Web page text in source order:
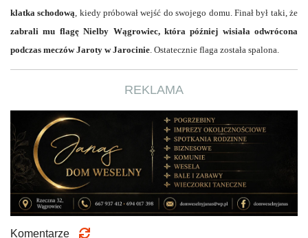
klatka schodową , kiedy próbował wejść do swojego domu. Finał był taki, że
zabrali mu flagę Nielby Wągrowiec, która później wisiała odwrócona
podczas meczów Jaroty w Jarocinie . Ostatecznie flaga została spalona.
REKLAMA
Komentarze